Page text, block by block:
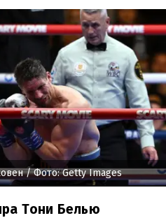
/ Фото: Getty Images
Тони Белью